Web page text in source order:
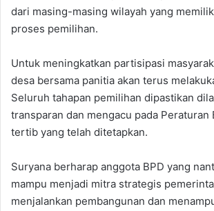
dari masing-masing wilayah yang
proses pemilihan.
‎‎Untuk meningkatkan partisipasi
desa bersama panitia akan terus
Seluruh tahapan pemilihan dipastikan
transparan dan mengacu pada Peraturan
tertib yang telah ditetapkan.
‎‎Suryana berharap anggota BPD yang
mampu menjadi mitra strategis
menjalankan pembangunan dan